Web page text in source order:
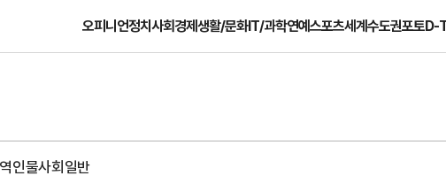
오피니언정치사회경제생활/문화IT/과학연예스포츠세계수도권포토D-
인물사회일반